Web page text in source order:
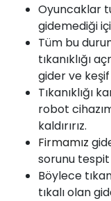
Oyuncaklar
gidemediği
Tüm bu
tıkanıklığı
gider ve
Tıkanıklığı
robot
kaldırırız.
Firmamız
sorunu tespit
Böylece
tıkalı olan